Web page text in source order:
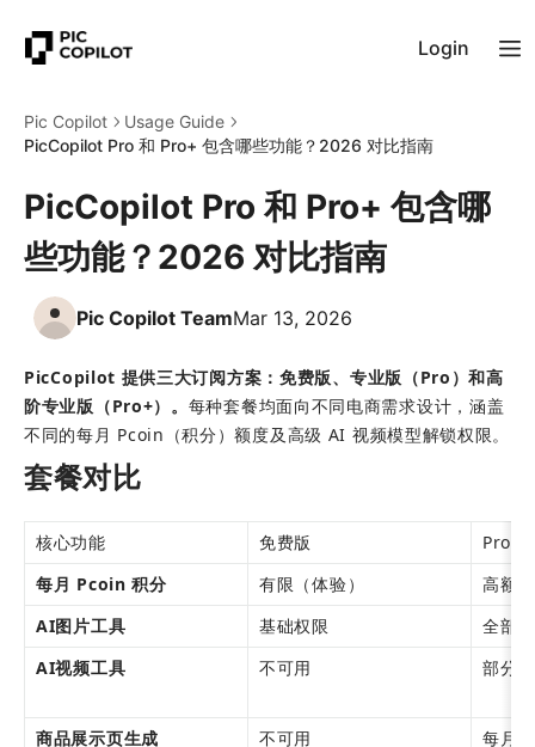
Login
Pic Copilot
Usage Guide
PicCopilot Pro 和 Pro+ 包含哪些功能？2026 对比指南
PicCopilot Pro 和 Pro+ 包含哪
些功能？2026 对比指南
Pic Copilot TeamMar 13, 2026
PicCopilot 提供三大订阅方案：免费版、专业版（Pro）和高
阶专业版（Pro+）。 每种套餐均面向不同电商需求设计，涵盖
不同的每月 Pcoin（积分）额度及高级 AI 视频模型解锁权限。
套餐对比
核心功能 免费版
Pro
每月 Pcoin 积分
有限（体验）
高额
AI图片工具
基础权限
全部
AI视频工具
不可用 部分
商品展示页生成 不可用
每月